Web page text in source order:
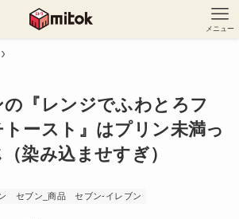
メニュー
の『レンジでふわとろフ
トースト』はプリン未満っ
染み込ませすぎ）
セブン_商品
セブン-イレブン